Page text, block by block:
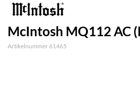
McIntosh MQ112 AC
Artikelnummer 61465